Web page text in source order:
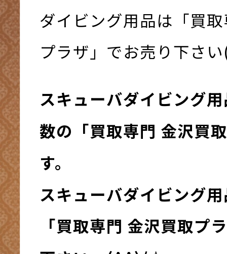
ダイビング用品は「買
プラザ」でお売り下さ
スキューバダイビング
数の「買取専門 金沢買
す。
スキューバダイビング
「買取専門 金沢買取プ